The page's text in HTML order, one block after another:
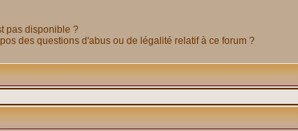
pas disponible ?
des questions d'abus ou de légalité relatif à ce forum ?